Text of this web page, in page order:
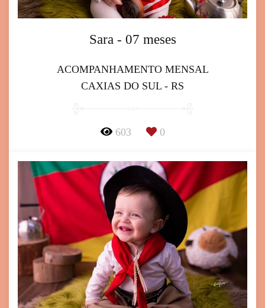
Sara - 07 meses
ACOMPANHAMENTO MENSAL
CAXIAS DO SUL - RS
603 0